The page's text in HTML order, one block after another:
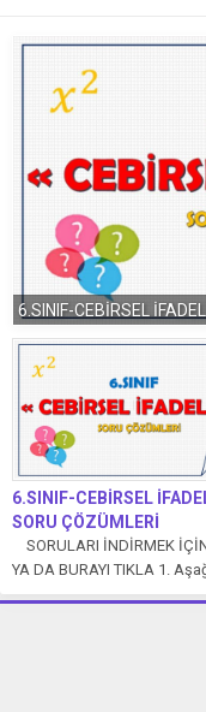
6.SINIF-CEBİRSEL
6.SINIF-CEBİRSEL
SORU ÇÖZÜMLERİ
SORULARI İNDİRMEK
YA DA BURAYI TIKLA 1.
ifadeler karşılık gelen